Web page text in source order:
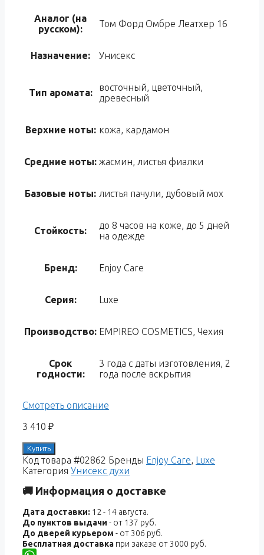
Аналог (на
русском):
Том Форд Омбре Леатхер 16
Назначение: Унисекс
Тип аромата:
восточный, цветочный,
древесный
Верхние ноты: кожа, кардамон
Средние ноты: жасмин, листья фиалки
Базовые ноты: листья пачули, дубовый мох
Стойкость:
до 8 часов на коже, до 5 дней
на одежде
Бренд: Enjoy Care
Серия: Luxe
Производство: EMPIREO COSMETICS, Чехия
Срок
годности:
3 года с даты изготовления, 2
года после вскрытия
Смотреть описание
3 410 ₽
Купить
Код товара #02862 Бренды Enjoy Care,
Luxe
Категория Унисекс духи
🚚 Информация о доставке
Дата доставки: 12 - 14 августа.
До пунктов выдачи - от 137 руб.
До дверей курьером - от 306 руб.
Бесплатная доставка при заказе от 3000 руб.